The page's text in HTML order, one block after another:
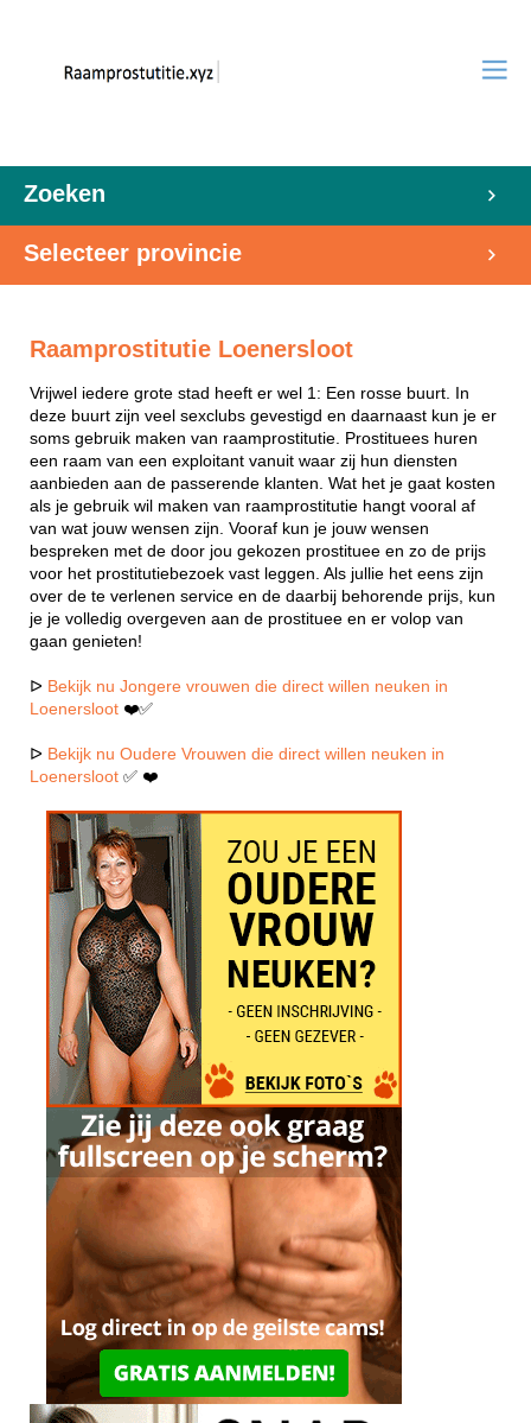
Zoeken
Selecteer provincie
Raamprostitutie Loenersloot
Vrijwel iedere grote stad heeft er wel 1: Een rosse buurt. In
deze buurt zijn veel sexclubs gevestigd en daarnaast kun je er
soms gebruik maken van raamprostitutie. Prostituees huren
een raam van een exploitant vanuit waar zij hun diensten
aanbieden aan de passerende klanten. Wat het je gaat kosten
als je gebruik wil maken van raamprostitutie hangt vooral af
van wat jouw wensen zijn. Vooraf kun je jouw wensen
bespreken met de door jou gekozen prostituee en zo de prijs
voor het prostitutiebezoek vast leggen. Als jullie het eens zijn
over de te verlenen service en de daarbij behorende prijs, kun
je je volledig overgeven aan de prostituee en er volop van
gaan genieten!
ᐅ Bekijk nu Jongere vrouwen die direct willen neuken in
Loenersloot ❤️✅
ᐅ Bekijk nu Oudere Vrouwen die direct willen neuken in
Loenersloot ✅ ❤️